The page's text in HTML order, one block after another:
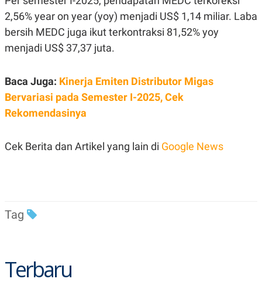
2,56% year on year (yoy) menjadi US$ 1,14 miliar. Laba
bersih MEDC juga ikut terkontraksi 81,52% yoy
menjadi US$ 37,37 juta.
Baca Juga: Kinerja Emiten Distributor Migas
Bervariasi pada Semester I-2025, Cek
Rekomendasinya
Cek Berita dan Artikel yang lain di Google News
Tag
Terbaru